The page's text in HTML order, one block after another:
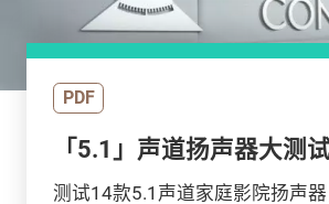
PDF
「5.1」声道扬声器大测
测试14款5.1声道家庭影院扬声